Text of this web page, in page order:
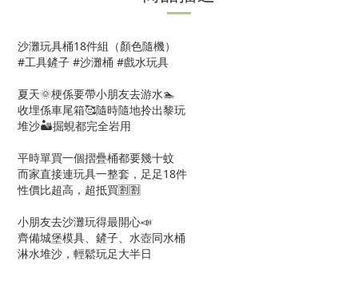
沙灘玩具桶18件組（顏色隨機）
#工具鏟子 #沙灘桶 #戲水玩具
夏天🌞梗係要帶小朋友去游水🏊
收埋係車尾箱🥰隨時隨地拎出黎玩
堆沙🏜️掘蜆都完全岩用
平時單買一個摺疊桶都要幾十蚊
而家直接連玩具一整套，足足18件
性價比超高，超抵買🈹🈹
小朋友去沙灘玩得最開心📣
齊備城堡模具、鏟子、水壺同水桶
淋水堆沙，輕鬆玩足大半日